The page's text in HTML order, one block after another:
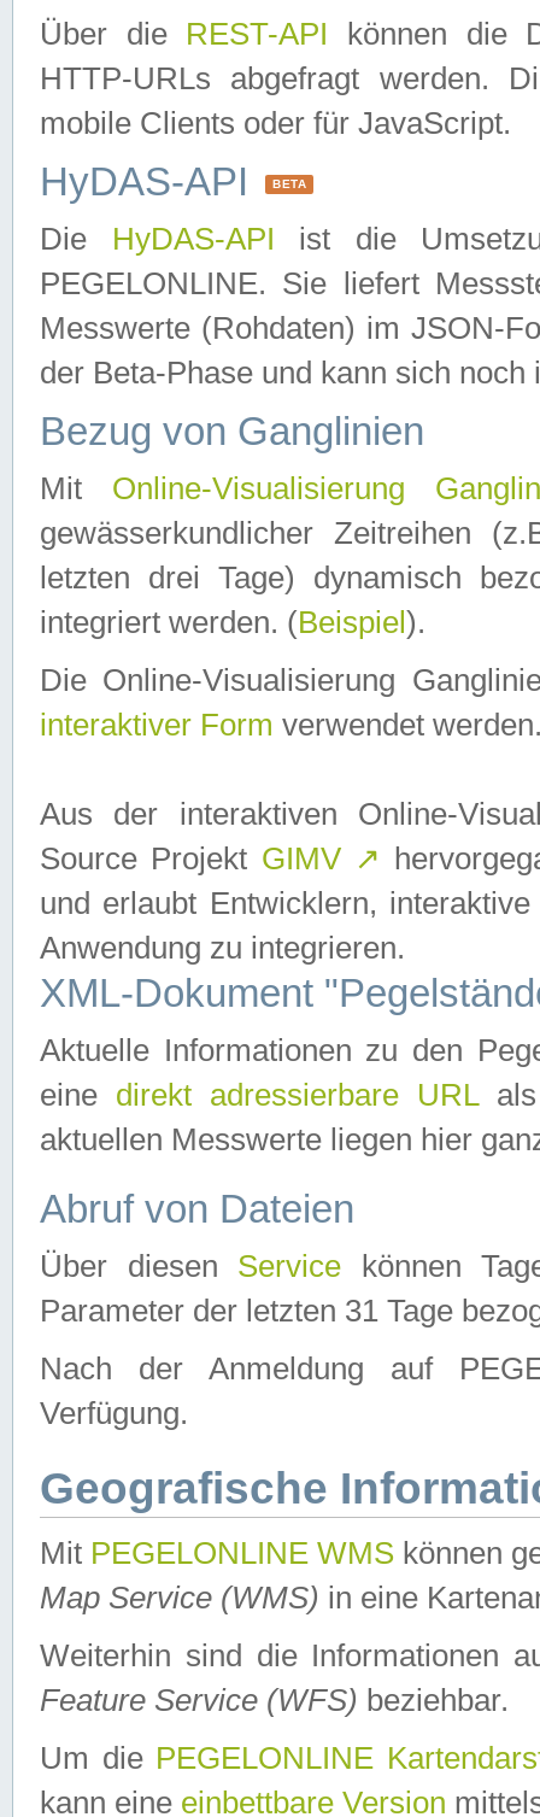
Über die REST-API können die
HTTP-URLs abgefragt werden.
mobile Clients oder für JavaScript.
HyDAS-API BETA
Die HyDAS-API ist die
PEGELONLINE. Sie liefert
Messwerte (Rohdaten) im JSON-
der Beta-Phase und kann sich noch
Bezug von Ganglinien
Mit Online-Visualisierung
gewässerkundlicher Zeitreihen
letzten drei Tage) dynamisch
integriert werden. (Beispiel ).
Die Online-Visualisierung
interaktiver Form verwendet
Aus der interaktiven Online-
Source Projekt GIMV ↗
und erlaubt Entwicklern,
Anwendung zu integrieren.
XML-Dokument
Aktuelle Informationen zu den
eine direkt adressierbare URLals
aktuellen Messwerte liegen hier
Abruf von Dateien
Über diesen Service können
Parameter der letzten 31 Tage
Nach der Anmeldung auf
Verfügung.
Geografische
Mit PEGELONLINE WMS können
Map Service (WMS) in eine
Weiterhin sind die Informationen
Feature Service (WFS) beziehbar.
Um die PEGELONLINE
kann eine einbettbare Version